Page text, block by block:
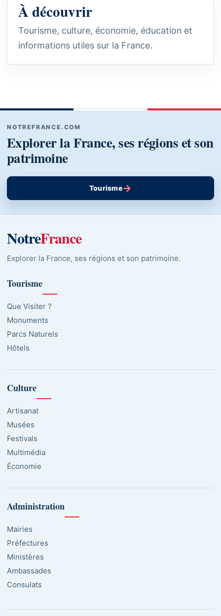
À découvrir
Tourisme, culture, économie, éducation et
informations utiles sur la France.
NOTREFRANCE.COM
Explorer la France, ses régions et son
patrimoine
Tourisme→
NotreFrance
Explorer la France, ses régions et son patrimoine.
Tourisme
Que Visiter ?
Monuments
Parcs Naturels
Hôtels
Culture
Artisanat
Musées
Festivals
Multimédia
Économie
Administration
Mairies
Préfectures
Ministères
Ambassades
Consulats